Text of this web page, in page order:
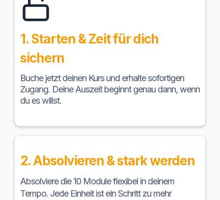
1. Starten & Zeit für dich
sichern
Buche jetzt deinen Kurs und erhalte sofortigen
Zugang. Deine Auszeit beginnt genau dann, wenn
du es willst.
2. Absolvieren & stark werden
Absolviere die 10 Module flexibel in deinem
Tempo. Jede Einheit ist ein Schritt zu mehr